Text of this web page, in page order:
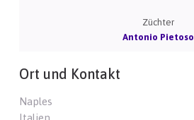
Züchter
Antonio Pietoso
Ort und Kontakt
Naples